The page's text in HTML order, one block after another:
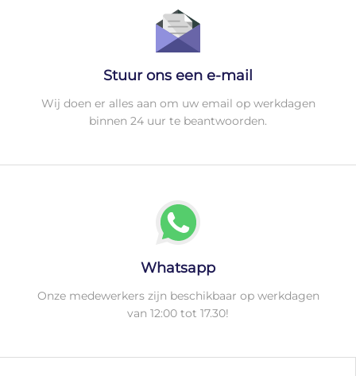
Stuur ons een e-mail
Wij doen er alles aan om uw email op werkdagen
binnen 24 uur te beantwoorden.
Whatsapp
Onze medewerkers zijn beschikbaar op werkdagen
van 12:00 tot 17.30!